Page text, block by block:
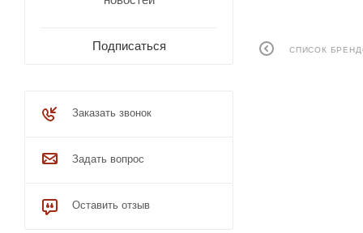
СПИСОК
Подписаться
Заказать звонок
Задать вопрос
Оставить отзыв